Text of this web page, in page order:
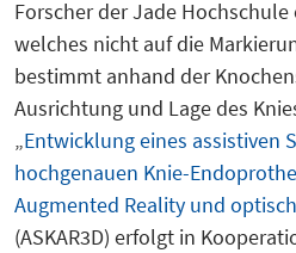
Forscher der Jade
welches nicht auf die
bestimmt anhand der
Ausrichtung und Lage des
„Entwicklung eines assistiven
hochgenauen Knie-
Augmented Reality und
(ASKAR3D) erfolgt in